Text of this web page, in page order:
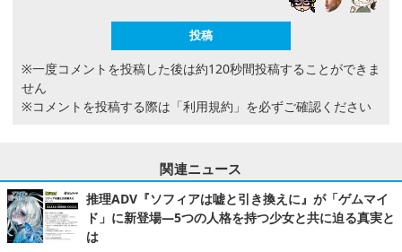
※一度コメントを投稿した後は約120秒間投稿することができま
せん
※コメントを投稿する際は 「利用規約」 を必ずご確認ください
関連ニュース
推理ADV『ソフィアは嘘と引き換えに』が「ゲムマイ
ド」に新登場―5つの人格を持つ少女と共に迫る真実と
は